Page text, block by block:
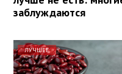
заблуждаются
ЛУЧШЕЕ